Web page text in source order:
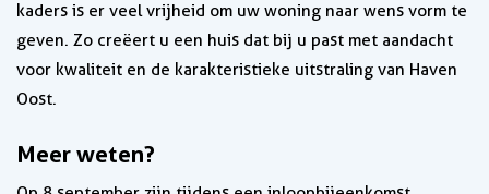
kaders is er veel vrijheid om uw woning naar wens vorm te
geven. Zo creëert u een huis dat bij u past met aandacht
voor kwaliteit en de karakteristieke uitstraling van Haven
Oost.
Meer weten?